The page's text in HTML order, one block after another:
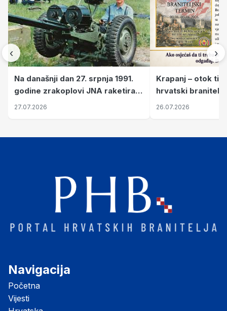
‹
Na današnji dan 27. srpnja 1991.
godine zrakoplovi JNA raketirali
su vojarnu i obučni centar "Nikola
27.07.2026
Krapanj – otok
hrvatski branitelji
pronalaze mir
26.07.2026
›
Navigacija
Početna
Vijesti